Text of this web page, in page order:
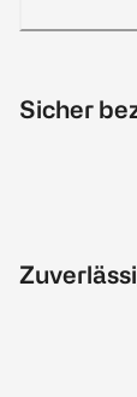
Sicher